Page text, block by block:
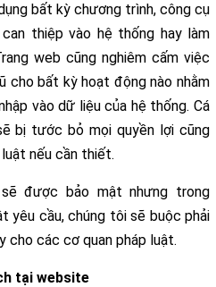
bất kỳ chương trình, công cụ
thiệp vào hệ thống hay làm
web cũng nghiêm cấm việc
cho bất kỳ hoạt động nào nhằm
vào dữ liệu của hệ thống. Cá
bị tước bỏ mọi quyền lợi cũng
nếu cần thiết.
được bảo mật nhưng trong
yêu cầu, chúng tôi sẽ buộc phải
cho các cơ quan pháp luật.
tại website